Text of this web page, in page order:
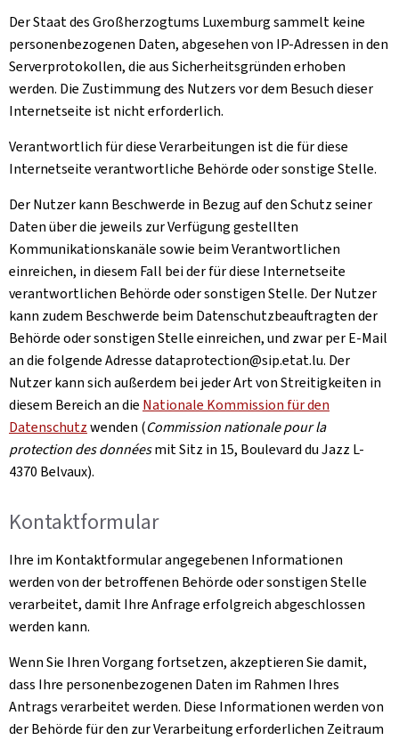
Der Staat des Großherzogtums Luxemburg sammelt keine
personenbezogenen Daten, abgesehen von IP-Adressen in den
Serverprotokollen, die aus Sicherheitsgründen erhoben
werden. Die Zustimmung des Nutzers vor dem Besuch dieser
Internetseite ist nicht erforderlich.
Verantwortlich für diese Verarbeitungen ist die für diese
Internetseite verantwortliche Behörde oder sonstige Stelle.
Der Nutzer kann Beschwerde in Bezug auf den Schutz seiner
Daten über die jeweils zur Verfügung gestellten
Kommunikationskanäle sowie beim Verantwortlichen
einreichen, in diesem Fall bei der für diese Internetseite
verantwortlichen Behörde oder sonstigen Stelle. Der Nutzer
kann zudem Beschwerde beim Datenschutzbeauftragten der
Behörde oder sonstigen Stelle einreichen, und zwar per E-Mail
an die folgende Adresse dataprotection@sip.etat.lu. Der
Nutzer kann sich außerdem bei jeder Art von Streitigkeiten in
diesem Bereich an die Nationale Kommission für den
Datenschutzwenden (Commission nationale pour la
protection des donnéesmit Sitz in 15, Boulevard du Jazz L-
4370 Belvaux).
Kontaktformular
Ihre im Kontaktformular angegebenen Informationen
werden von der betroffenen Behörde oder sonstigen Stelle
verarbeitet, damit Ihre Anfrage erfolgreich abgeschlossen
werden kann.
Wenn Sie Ihren Vorgang fortsetzen, akzeptieren Sie damit,
dass Ihre personenbezogenen Daten im Rahmen Ihres
Antrags verarbeitet werden. Diese Informationen werden von
der Behörde für den zur Verarbeitung erforderlichen Zeitraum